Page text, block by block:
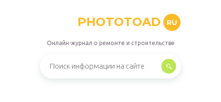
PHOTOTOAD RU
Онлайн-журнал о ремонте и строительстве